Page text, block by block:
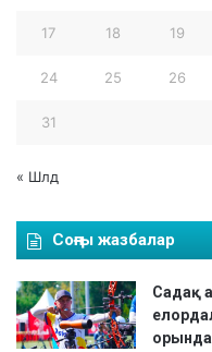
17 18 19
24 25 26
31
« Шлд
Соңғы жазбалар
Садақ